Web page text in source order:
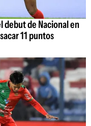
debut de Nacional en
11 puntos